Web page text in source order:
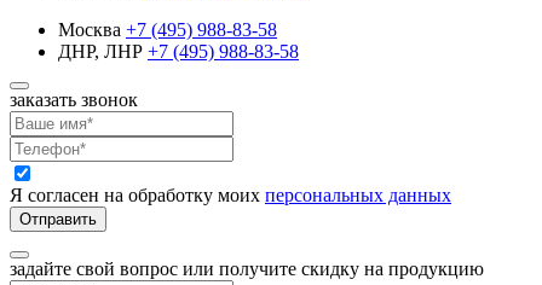
Москва +7 (495) 988-83-58
ДНР, ЛНР +7 (495) 988-83-58
заказать звонок
Я согласен на обработку моих персональных данных
Отправить
задайте свой вопрос или получите скидку на продукцию